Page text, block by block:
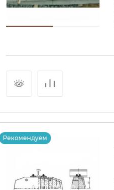
Рекомендуем